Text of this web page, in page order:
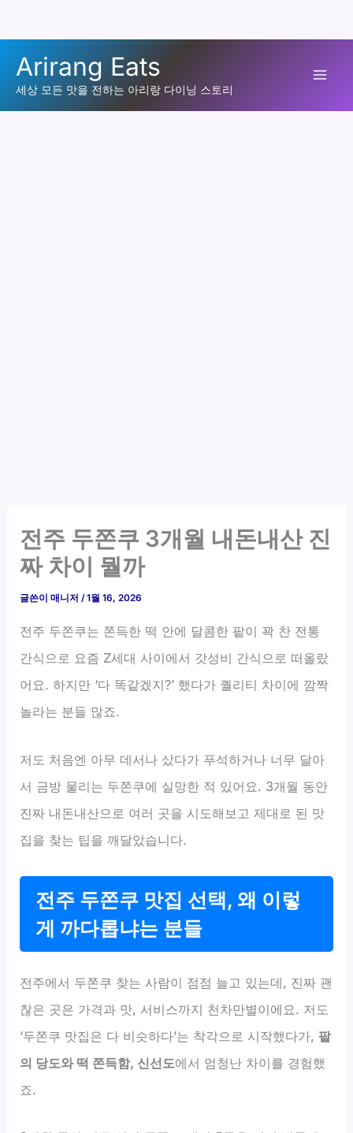
로
Arirang Eats
세상 모든 맛을 전하는 아리랑 다이닝 스토리
전주 두쫀쿠 3개월 내돈내산 진
짜 차이 뭘까
글쓴이매니저/1월 16, 2026
전주 두쫀쿠는 쫀득한 떡 안에 달콤한 팥이 꽉 찬 전통
간식으로 요즘 Z세대 사이에서 갓성비 간식으로 떠올랐
어요. 하지만 ‘다 똑같겠지?’ 했다가 퀄리티 차이에 깜짝
놀라는 분들 많죠.
저도 처음엔 아무 데서나 샀다가 푸석하거나 너무 달아
서 금방 물리는 두쫀쿠에 실망한 적 있어요. 3개월 동안
진짜 내돈내산으로 여러 곳을 시도해보고 제대로 된 맛
집을 찾는 팁을 깨달았습니다.
전주 두쫀쿠 맛집 선택, 왜 이렇
게 까다롭냐는 분들
전주에서 두쫀쿠 찾는 사람이 점점 늘고 있는데, 진짜 괜
찮은 곳은 가격과 맛, 서비스까지 천차만별이에요. 저도
‘두쫀쿠 맛집은 다 비슷하다’는 착각으로 시작했다가, 팥
의 당도와 떡 쫀득함, 신선도에서 엄청난 차이를 경험했
죠.